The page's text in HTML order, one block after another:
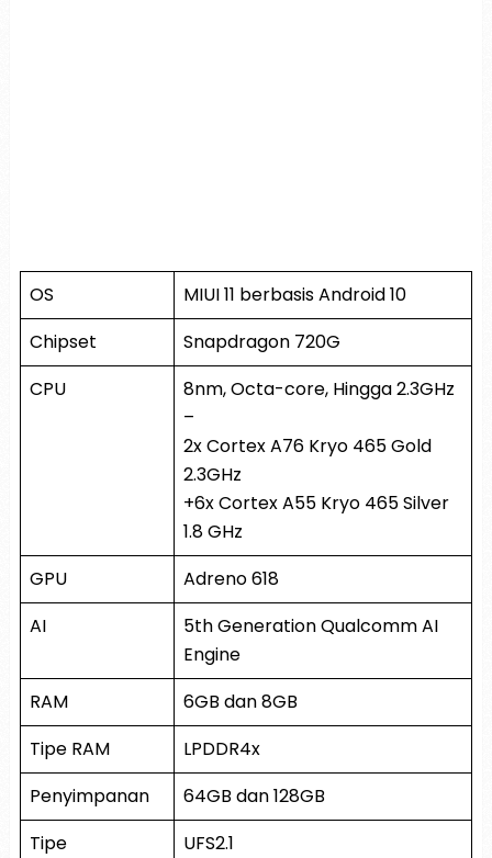
OS
MIUI 11 berbasis Android 10
Chipset
Snapdragon 720G
CPU
8nm, Octa-core, Hingga 2.3GHz
–
2x Cortex A76 Kryo 465 Gold
2.3GHz
+6x Cortex A55 Kryo 465 Silver
1.8 GHz
GPU
Adreno 618
AI
5th Generation Qualcomm AI
Engine
RAM
6GB dan 8GB
Tipe RAM
LPDDR4x
Penyimpanan
64GB dan 128GB
Tipe
UFS2.1